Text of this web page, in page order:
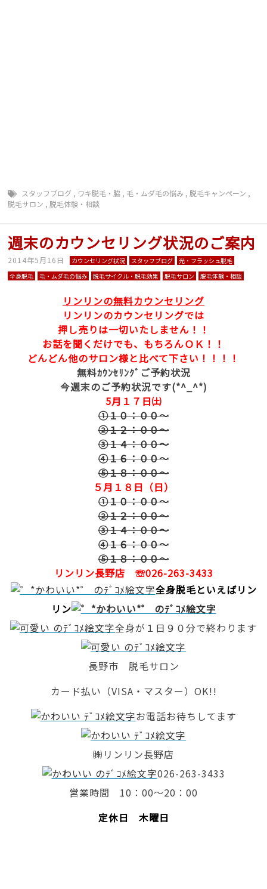
スタッフブログ , ワキ脱毛・脇 , 毛・ムダ毛の悩み ,脱毛キャンペーン ,
脱毛サロン ,脱毛体験・相談
週末のカウンセリング状況のご案内
2014年5月16日 カウンセリング状況 スタッフブログ
光・フラッシュ脱毛
全身脱毛
毛・ムダ毛の悩み 脱毛サイクル・脱毛効果 脱毛サロン 脱毛体験・相談
リンリンの無料カウンセリング
リンリンのカウンセリングでは
押し売りは一切いたしません！！
お話を聞くだけでも、もちろんＯＫ！！
どんどん他のサロン様と比べて下さい！！！！
無料ｶｳﾝｾﾘﾝｸﾞご予約状況
今週末のご予約状況です(*^_^*)
5月１７日㈯
①１０：００～
②１２：００～
③１４：００～
④１６：００～
⑤１８：００～
５月１８日（日）
①１０：００～
②１２：００～
③１４：００～
④１６：００～
⑤１８：００～
リンリン長野店 ☏026-263-3433
全身脱毛といえばリン
リン
全身が１日９０分で終わります
長野市 脱毛サロン
カード払い（VISA・マスター）OK!!
お電話お待ちしてます
㈱リンリン長野店
026-263-3433
営業時間 10：00～20：00
定休日 木曜日